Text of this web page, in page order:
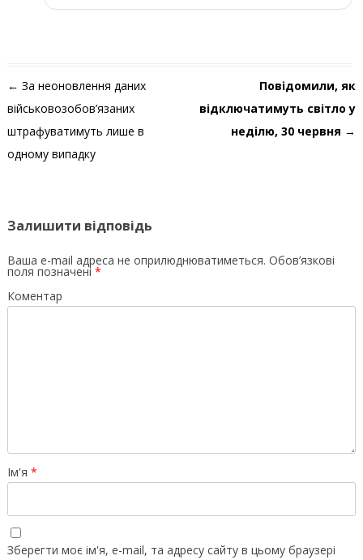
Навігація по запису
← За неоновлення даних
військовозобов’язаних
штрафуватимуть лише в
одному випадку
Повідомили, як
відключатимуть світло у
неділю, 30 червня →
Залишити відповідь
Ваша e-mail адреса не оприлюднюватиметься. Обов’язкові
поля позначені *
Коментар
Ім'я *
Зберегти моє ім'я, e-mail, та адресу сайту в цьому браузері